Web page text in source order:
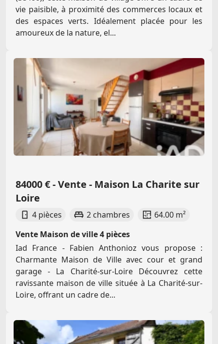
vie paisible, à proximité des commerces locaux et
des espaces verts. Idéalement placée pour les
amoureux de la nature, el...
84000 € - Vente - Maison La Charite sur
Loire
4 pièces 2 chambres
64.00 m²
Vente Maison de ville 4 pièces
Iad France - Fabien Anthonioz vous propose :
Charmante Maison de Ville avec cour et grand
garage - La Charité-sur-Loire Découvrez cette
ravissante maison de ville située à La Charité-sur-
Loire, offrant un cadre de...